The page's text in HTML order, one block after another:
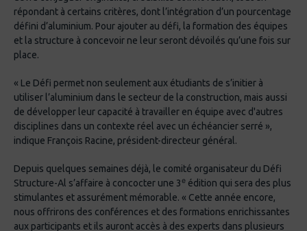
répondant à certains critères, dont l’intégration d’un pourcentage
défini d’aluminium. Pour ajouter au défi, la formation des équipes
et la structure à concevoir ne leur seront dévoilés qu’une fois sur
place.
« Le Défi permet non seulement aux étudiants de s’initier à
utiliser l’aluminium dans le secteur de la construction, mais aussi
de développer leur capacité à travailler en équipe avec d'autres
disciplines dans un contexte réel avec un échéancier serré »,
indique François Racine, président-directeur général.
Depuis quelques semaines déjà, le comité organisateur du Défi
Structure-Al s’affaire à concocter une 3e édition qui sera des plus
stimulantes et assurément mémorable. « Cette année encore,
nous offrirons des conférences et des formations enrichissantes
aux participants et ils auront accès à des experts dans plusieurs